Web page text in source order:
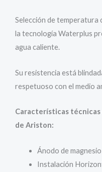
Selección de temperatura
la tecnología Waterplus
agua caliente.
Su resistencia está
respetuoso con el medio
Características técnicas
de Ariston:
Ánodo de
Instalación